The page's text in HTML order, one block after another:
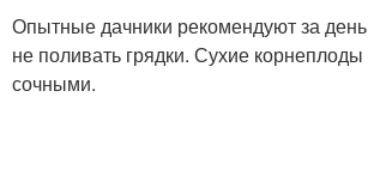
Опытные дачники рекомендуют за
не поливать грядки. Сухие корнеплоды
сочными.